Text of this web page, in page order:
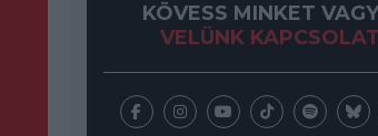
KÖVESS MINKET
VELÜNK